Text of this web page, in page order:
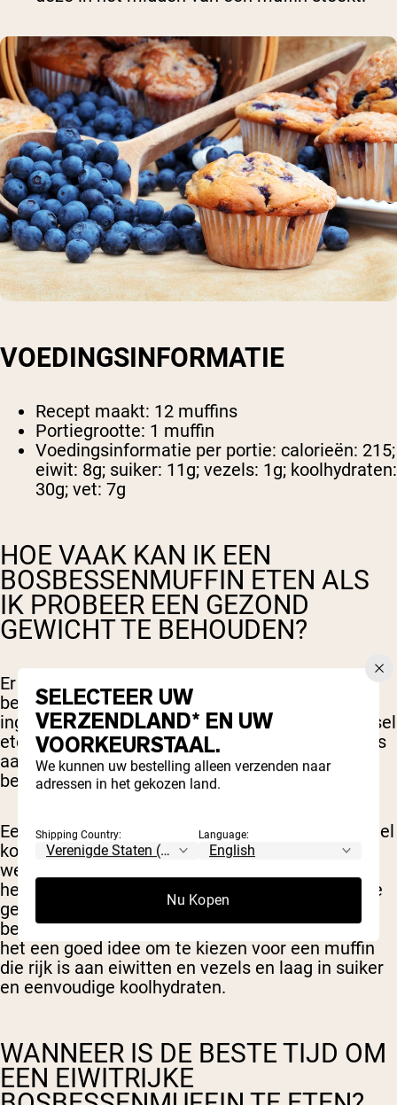
VOEDINGSINFORMATIE
Recept maakt: 12 muffins
Portiegrootte: 1 muffin
Voedingsinformatie per portie: calorieën: 215;
eiwit: 8g; suiker: 11g; vezels: 1g; koolhydraten:
30g; vet: 7g
HOE VAAK KAN IK EEN
BOSBESSENMUFFIN ETEN ALS
IK PROBEER EEN GEZOND
GEWICHT TE BEHOUDEN?
Er zijn veel factoren die een rol spelen bij het
behouden van een gezond gewicht, en het is
ingewikkelder dan wel of niet een bepaald voedsel
eten. Het eten van een voedzaam dieet dat rijk is
aan eiwitten en vezels kan echter helpen bij het
behouden van een gezond gewicht.
Een typische bosbessenmuffin bevat meestal veel
koolhydraten en eenvoudige suikers, terwijl hij
weinig vezels en eiwitten bevat. Dat gezegd
hebbende, is het helemaal prima om af en toe te
genieten van een zoete traktatie. Als je op zoek
bent naar een voedzamere bosbessenmuffin, is
het een goed idee om te kiezen voor een muffin
die rijk is aan eiwitten en vezels en laag in suiker
en eenvoudige koolhydraten.
WANNEER IS DE BESTE TIJD OM
EEN EIWITRIJKE
SELECTEER UW
VERZENDLAND* EN UW
VOORKEURSTAAL.
We kunnen uw bestelling alleen verzenden naar
adressen in het gekozen land.
Shipping Country: Language:
Nu Kopen